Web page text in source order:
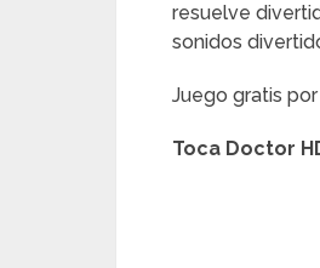
resuelve
sonidos
Juego gratis
Toca Doctor